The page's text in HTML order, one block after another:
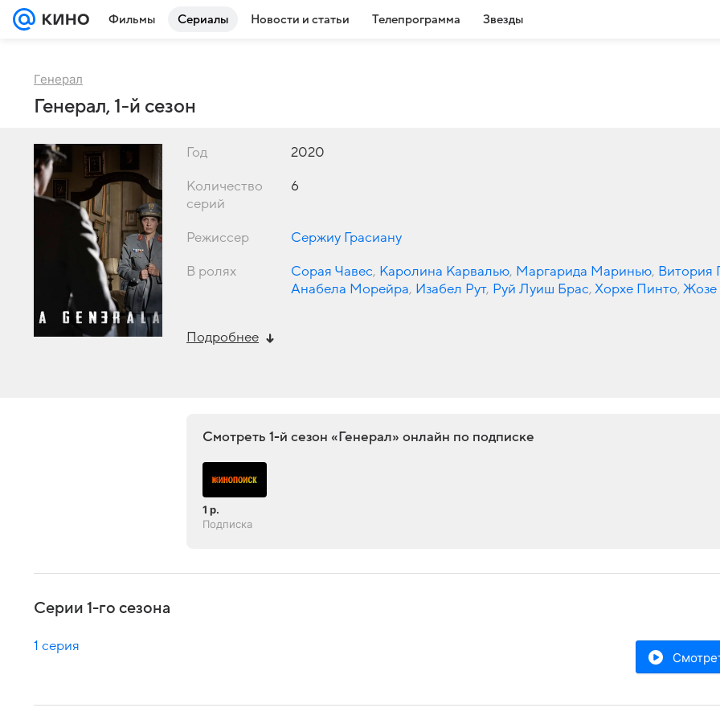
Фильмы Сериалы Новости и статьи Телепрограмма Звезды
Генерал
Генерал, 1-й сезон
Год 2020
Количество
серий
6
Режиссер Сержиу Грасиану
В ролях Сорая Чавес, Каролина Карвалью, Маргарида Маринью, Витория
Анабела Морейра, Изабел Рут, Руй Луиш Брас, Хорхе Пинто, Жозе
Подробнее
Смотреть 1-й сезон «Генерал» онлайн по подписке
1 р.
Подписка
Серии 1-го сезона
1 серия